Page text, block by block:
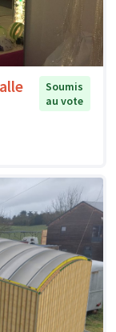
Soumis
au vote